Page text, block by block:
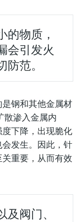
的物质，
会引发火
范。
钢和其他金属材
散渗入金属内
下降，出现脆化
发生。因此，针
重要，从而有效
阀门、